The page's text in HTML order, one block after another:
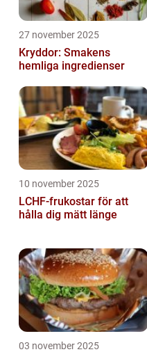
27 november 2025
Kryddor: Smakens
hemliga ingredienser
10 november 2025
LCHF-frukostar för att
hålla dig mätt länge
03 november 2025